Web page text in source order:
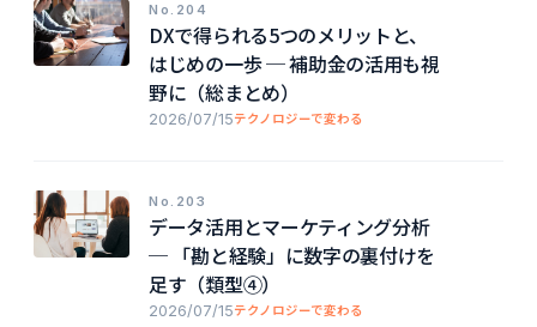
No.204
DXで得られる5つのメリットと、
はじめの一歩 ─ 補助金の活用も視
野に（総まとめ）
2026/07/15テクノロジーで変わる
No.203
データ活用とマーケティング分析
─ 「勘と経験」に数字の裏付けを
足す（類型④）
2026/07/15テクノロジーで変わる